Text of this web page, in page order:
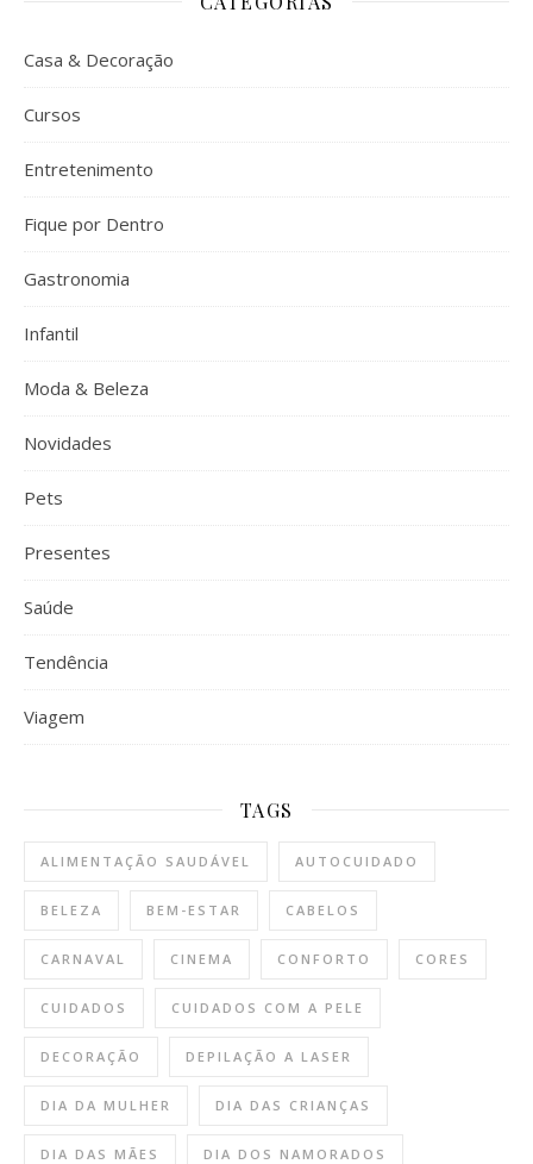
Casa & Decoração
Cursos
Entretenimento
Fique por Dentro
Gastronomia
Infantil
Moda & Beleza
Novidades
Pets
Presentes
Saúde
Tendência
Viagem
TAGS
ALIMENTAÇÃO SAUDÁVEL AUTOCUIDADO
BELEZA BEM-ESTAR CABELOS
CARNAVAL CINEMA CONFORTO CORES
CUIDADOS CUIDADOS COM A PELE
DECORAÇÃO DEPILAÇÃO A LASER
DIA DA MULHER DIA DAS CRIANÇAS
DIA DAS MÃES DIA DOS NAMORADOS